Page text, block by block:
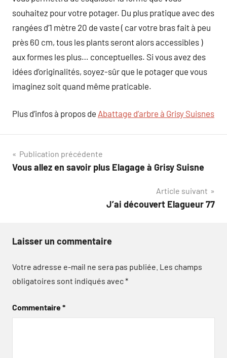
souhaitez pour votre potager. Du plus pratique avec des
rangées d’1 mètre 20 de vaste ( car votre bras fait à peu
près 60 cm, tous les plants seront alors accessibles )
aux formes les plus… conceptuelles. Si vous avez des
idées d’originalités, soyez-sûr que le potager que vous
imaginez soit quand même praticable.
Plus d’infos à propos de Abattage d’arbre à Grisy Suisnes
Navigation
de
Publication précédente
Vous allez en savoir plus Elagage à Grisy Suisne
Article suivant
J’ai découvert Elagueur 77
Laisser un commentaire
Votre adresse e-mail ne sera pas publiée. Les champs
obligatoires sont indiqués avec*
Commentaire*